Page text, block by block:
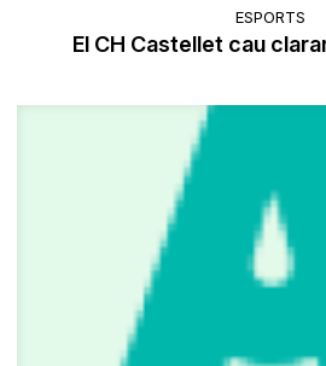
ESPORTS
El CH Castellet cau